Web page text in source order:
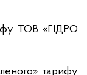
ТОВ «ГІДРО
тарифу